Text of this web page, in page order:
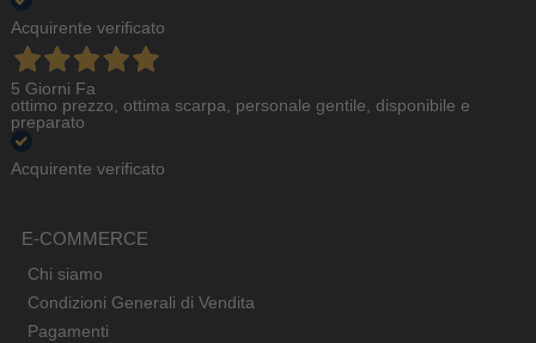
Acquirente verificato
5 Giorni Fa
ottimo prezzo, ottima scarpa, personale gentile, disponibile e
preparato
Acquirente verificato
E-COMMERCE
Chi siamo
Condizioni Generali di Vendita
Pagamenti